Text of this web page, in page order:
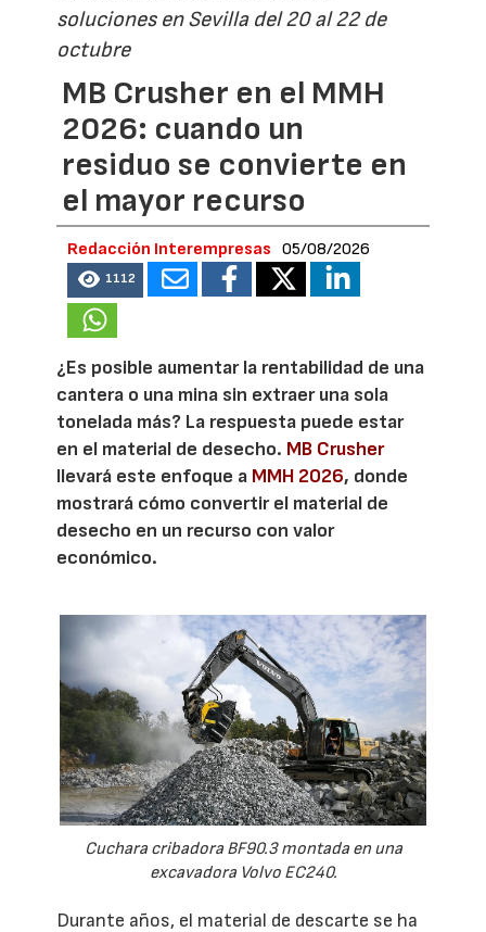
soluciones en Sevilla del 20 al 22 de
octubre
MB Crusher en el MMH
2026: cuando un
residuo se convierte en
el mayor recurso
Redacción Interempresas 05/08/2026
1112
¿Es posible aumentar la rentabilidad de una
cantera o una mina sin extraer una sola
tonelada más? La respuesta puede estar
en el material de desecho. MB Crusher
llevará este enfoque a MMH 2026, donde
mostrará cómo convertir el material de
desecho en un recurso con valor
económico.
Cuchara cribadora BF90.3 montada en una
excavadora Volvo EC240.
Durante años, el material de descarte se ha